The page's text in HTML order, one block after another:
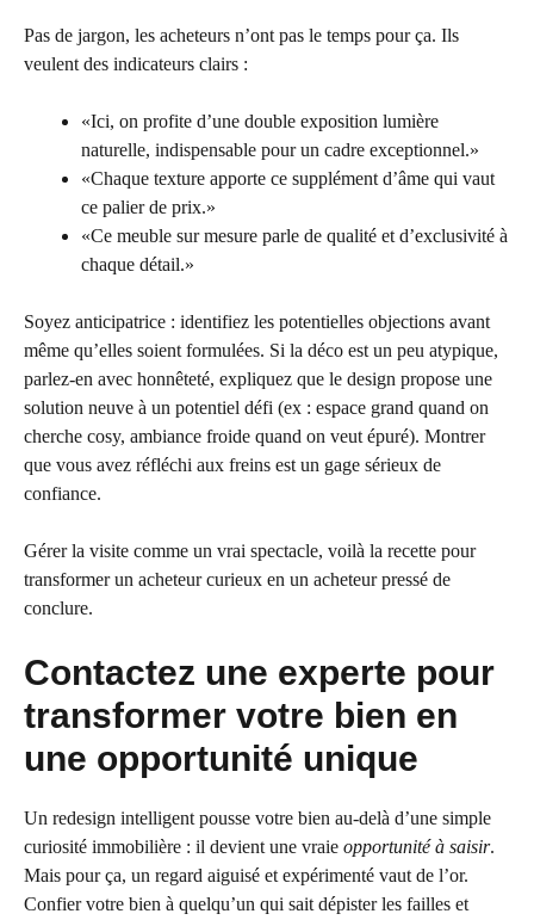
Pas de jargon, les acheteurs n’ont pas le temps pour ça. Ils
veulent des indicateurs clairs :
«Ici, on profite d’une double exposition lumière
naturelle, indispensable pour un cadre exceptionnel.»
«Chaque texture apporte ce supplément d’âme qui vaut
ce palier de prix.»
«Ce meuble sur mesure parle de qualité et d’exclusivité à
chaque détail.»
Soyez anticipatrice : identifiez les potentielles objections avant
même qu’elles soient formulées. Si la déco est un peu atypique,
parlez-en avec honnêteté, expliquez que le design propose une
solution neuve à un potentiel défi (ex : espace grand quand on
cherche cosy, ambiance froide quand on veut épuré). Montrer
que vous avez réfléchi aux freins est un gage sérieux de
confiance.
Gérer la visite comme un vrai spectacle, voilà la recette pour
transformer un acheteur curieux en un acheteur pressé de
conclure.
Contactez une experte pour
transformer votre bien en
une opportunité unique
Un redesign intelligent pousse votre bien au-delà d’une simple
curiosité immobilière : il devient une vraie opportunité à saisir.
Mais pour ça, un regard aiguisé et expérimenté vaut de l’or.
Confier votre bien à quelqu’un qui sait dépister les failles et